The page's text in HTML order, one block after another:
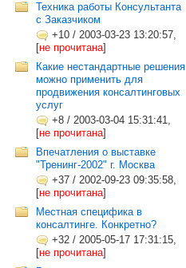
Техника работы Консультанта
с Заказчиком
+10 / 2003-03-23 13:20:57,
[не прочитана]
Какие нестандартные решения
можно применить для
продвижения консалтинговых
услуг
+8 / 2003-03-04 15:31:41,
[не прочитана]
Впечатления о выставке
"Тренинг-2002" г. Москва
+37 / 2002-09-23 09:35:58,
[не прочитана]
Местная специфика в
консалтинге. Конкретно?
+32 / 2005-05-17 17:31:15,
[не прочитана]